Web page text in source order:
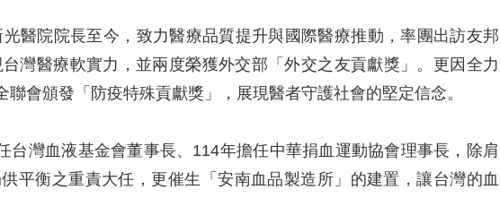
院院長至今，致力醫療品質提升與國際醫療推動，率團出訪友邦
灣醫療軟實力，並兩度榮獲外交部「外交之友貢獻獎」。更因全力
聯會頒發「防疫特殊貢獻獎」，展現醫者守護社會的堅定信念。
灣血液基金會董事長、114年擔任中華捐血運動協會理事長，除肩
平衡之重責大任，更催生「安南血品製造所」的建置，讓台灣的血